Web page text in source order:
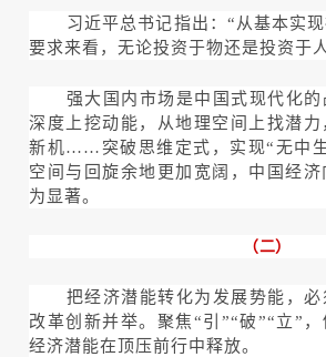
习近平总书记指出：“从基本实
要求来看，无论投资于物还是投资于
强大国内市场是中国式现代化
深度上挖动能，从地理空间上找潜
新机……突破思维定式，实现“无中
空间与回旋余地更加宽阔，中国经济
为显著。
（二）
把经济潜能转化为发展势能，必
改革创新并举。聚焦“引”“破”“立”，
经济潜能在顶压前行中释放。